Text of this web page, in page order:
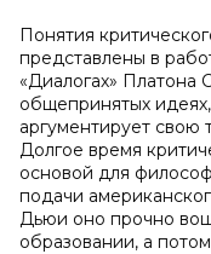
Понятия
представлены в
«Диалогах» Платона
общепринятых
аргументирует свою
Долгое время
основой для
подачи
Дьюи оно прочно
образовании, а